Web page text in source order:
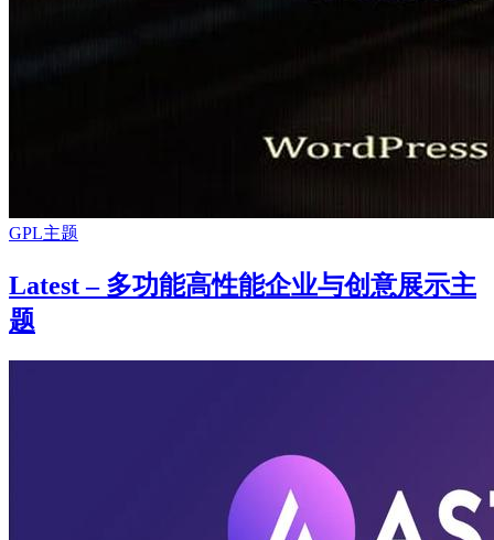
GPL主题
Latest – 多功能高性能企业与创意展示主
题